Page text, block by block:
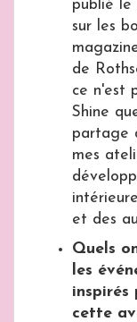
publié le
sur les
de
ce n'est
Shine
partage
mes
et des
Quels
les
inspirés
cette